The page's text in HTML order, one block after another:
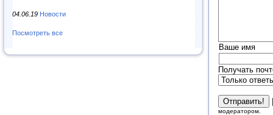
04.06.19 Новости
Посмотреть все
Ваше имя
Получать
модератором.